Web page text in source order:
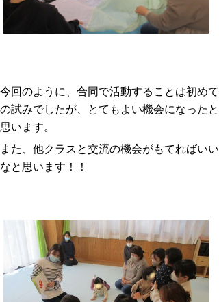
今回のように、合同で活動することは初めて
の試みでしたが、とてもよい機会になったと
思います。
また、他クラスと交流の機会がもてればいい
なと思います！！